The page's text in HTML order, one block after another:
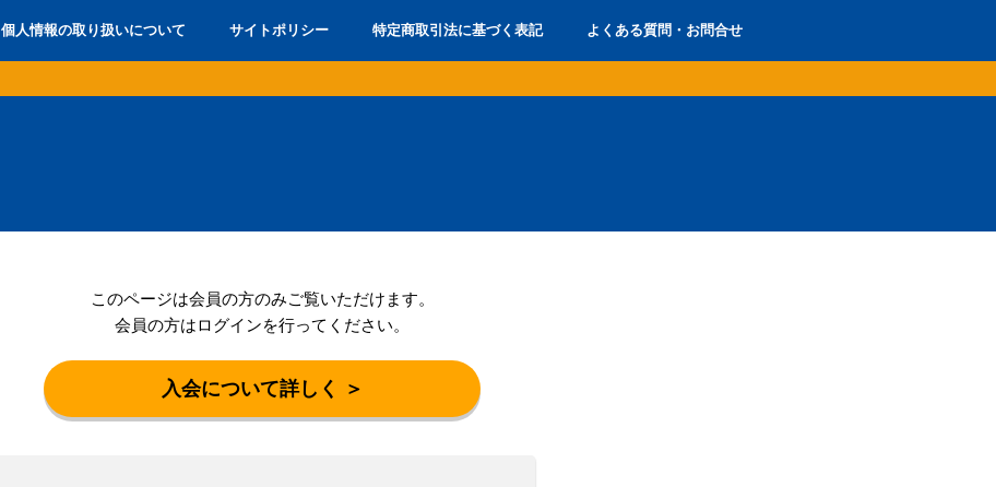
個人情報の取り扱いについて サイトポリシー 特定商取引法に基づく表記 よくある質問・お問合せ
このページは会員の方のみご覧いただけます。
会員の方はログインを行ってください。
入会について詳しく ＞